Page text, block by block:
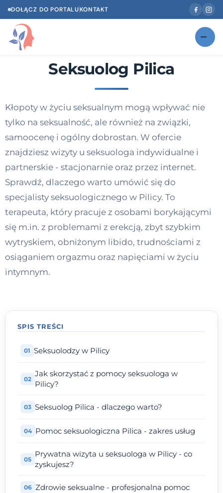
DOŁĄCZ DO PORTALUKONTAKT
Znajdź swojego specjalistę NOWOŚĆ
Według specjalizacji
Diagnozy psychologiczne
Testy psychologiczne
Dawka wiedzy
Dla specjalistów
Kontakt
Seksuolog Pilica
Kłopoty w życiu seksualnym mogą wpływać nie
tylko na seksualność, ale również na związki,
samoocenę i ogólny dobrostan. W ofercie
znajdziesz wizyty u seksuologa indywidualne i
partnerskie - stacjonarnie oraz przez internet.
Sprawdź, dlaczego warto umówić się do
specjalisty seksuologicznego w Pilicy. To
terapeuta, który pracuje z osobami borykającymi
się m.in. z problemami z erekcją, zbyt szybkim
wytryskiem, obniżonym libido, trudnościami z
osiąganiem orgazmu oraz napięciami w życiu
intymnym.
SPIS TREŚCI
Seksuolodzy w Pilicy
Jak skorzystać z pomocy seksuologa w
Pilicy?
Seksuolog Pilica - dlaczego warto?
Pomoc seksuologiczna Pilica - zakres usług
Prywatna wizyta u seksuologa w Pilicy - co
zyskujesz?
Zdrowie seksualne - profesjonalna pomoc